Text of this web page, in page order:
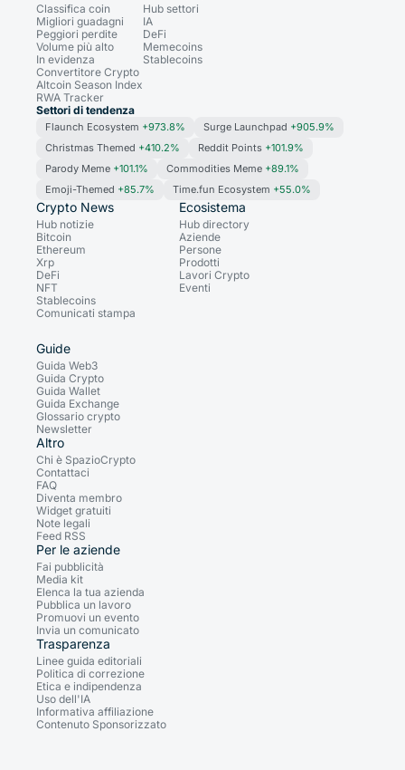
Classifica coin
Migliori guadagni
Peggiori perdite
Volume più alto
In evidenza
Convertitore Crypto
Altcoin Season Index
RWA Tracker
Hub settori
IA
DeFi
Memecoins
Stablecoins
Settori di tendenza
Flaunch Ecosystem +973.8% Surge Launchpad +905.9%
Christmas Themed +410.2% Reddit Points +101.9%
Parody Meme +101.1% Commodities Meme +89.1%
Emoji-Themed +85.7% Time.fun Ecosystem +55.0%
Crypto News
Hub notizie
Bitcoin
Ethereum
Xrp
DeFi
NFT
Stablecoins
Comunicati stampa
Ecosistema
Hub directory
Aziende
Persone
Prodotti
Lavori Crypto
Eventi
Guide
Guida Web3
Guida Crypto
Guida Wallet
Guida Exchange
Glossario crypto
Newsletter
Altro
Chi è SpazioCrypto
Contattaci
FAQ
Diventa membro
Widget gratuiti
Note legali
Feed RSS
Per le aziende
Fai pubblicità
Media kit
Elenca la tua azienda
Pubblica un lavoro
Promuovi un evento
Invia un comunicato
Trasparenza
Linee guida editoriali
Politica di correzione
Etica e indipendenza
Uso dell'IA
Informativa affiliazione
Contenuto Sponsorizzato